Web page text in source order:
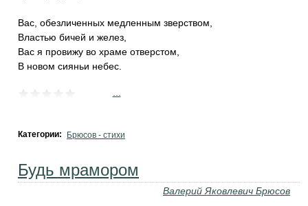
Вас, обезличенных медленным зверством,
Властью бичей и желез,
Вас я провижу во храме отверстом,
В новом сияньи небес.
Категории: Брюсов - стихи
Будь мрамором
Валерий Яковлевич Брюсов